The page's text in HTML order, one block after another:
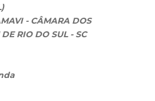
- CÂMARA DOS
RIO DO SUL - SC